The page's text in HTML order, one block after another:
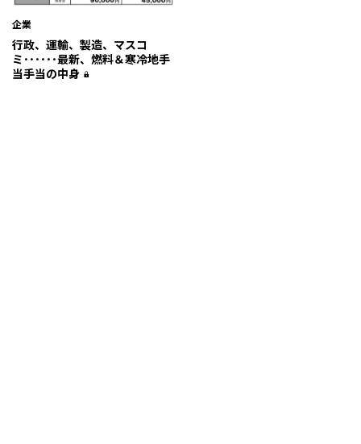
企業
行政、運輸、製造、マスコ
ミ･･････最新、燃料＆寒冷地手
当手当の中身